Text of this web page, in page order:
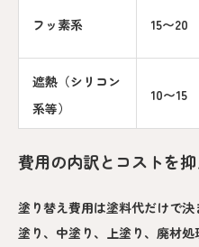
フッ素系 15〜20
遮熱（シリコン
系等）
10〜15
費用の内訳とコストを
塗り替え費用は塗料代だけで
塗り、中塗り、上塗り、廃材